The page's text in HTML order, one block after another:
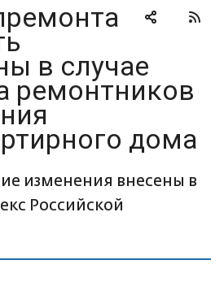
в случае
ремонтников
дома
изменения внесены в
Российской